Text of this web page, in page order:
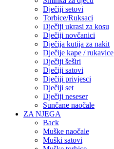
Dječiji setovi
Torbice/Ruksaci
Dječiji ukrasi za kosu
Dječiji novčanici
Dječija kutija za nakit
Dječije kape / rukavice
Dječiji šeširi
Dječiji satovi
Dječiji privjesci
Dječiji set
Dječiji neseser
Sunčane naočale
ZA NJEGA
Back
Muške naočale
Muški satovi